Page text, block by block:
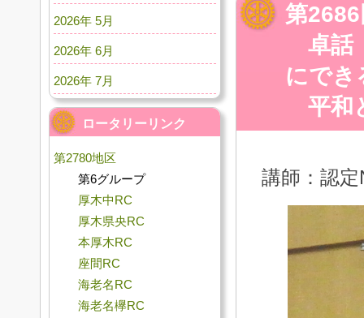
第
卓話
にでき
平和
講師：認
2026年 5月
2026年 6月
2026年 7月
ロータリーリンク
第2780地区
第6グループ
厚木中RC
厚木県央RC
本厚木RC
座間RC
海老名RC
海老名欅RC